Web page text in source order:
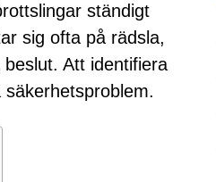
ständigt
sig ofta på rädsla,
Att identifiera